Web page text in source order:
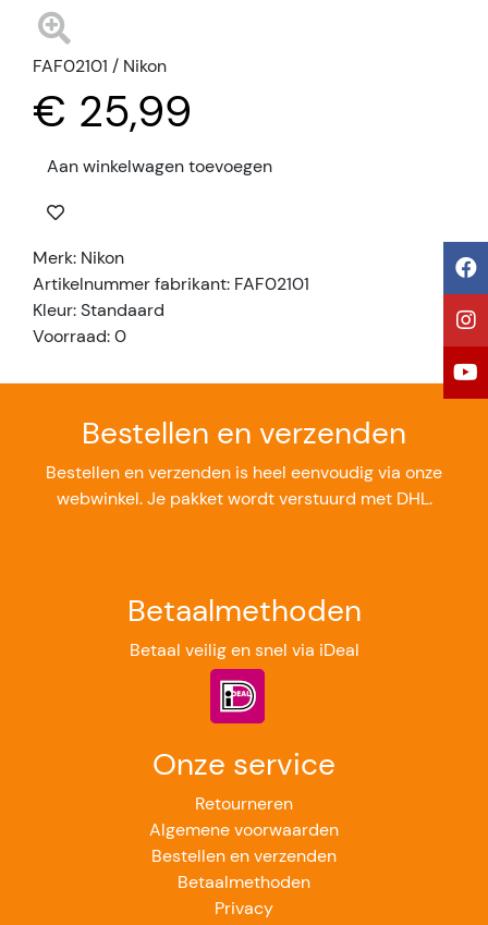
FAF02101 / Nikon
€ 25,99
Aan winkelwagen toevoegen
Merk: Nikon
Artikelnummer fabrikant: FAF02101
Kleur: Standaard
Voorraad: 0
Bestellen en verzenden
Bestellen en verzenden is heel eenvoudig via onze
webwinkel. Je pakket wordt verstuurd met DHL.
Betaalmethoden
Betaal veilig en snel via iDeal
Onze service
Retourneren
Algemene voorwaarden
Bestellen en verzenden
Betaalmethoden
Privacy